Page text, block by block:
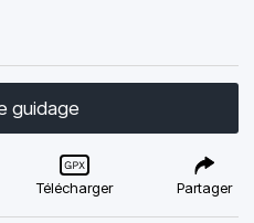
guidage
Télécharger Partager